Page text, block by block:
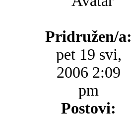
Pridružen/a:
pet 19 svi,
2006 2:09
pm
Postovi: